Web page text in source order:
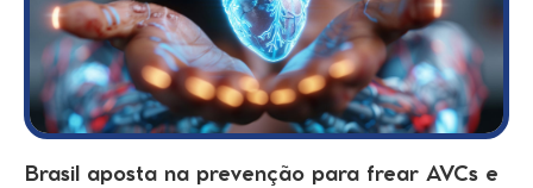
Brasil aposta na prevenção para frear AVCs e